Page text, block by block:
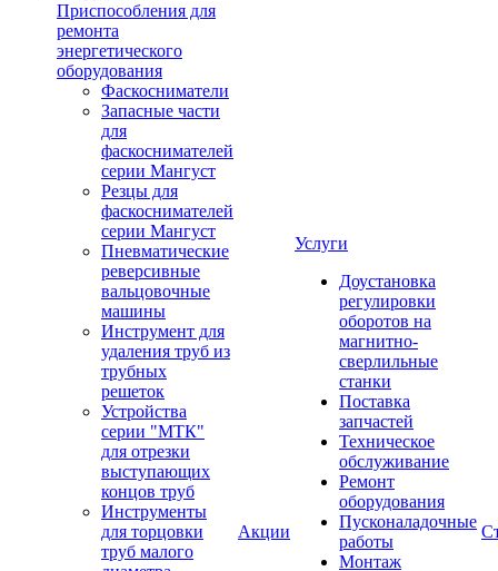
Приспособления для
ремонта
энергетического
оборудования
Фаскосниматели
Запасные части
для
фаскоснимателей
серии Мангуст
Резцы для
фаскоснимателей
серии Мангуст
Пневматические
реверсивные
вальцовочные
машины
Инструмент для
удаления труб из
трубных
решеток
Устройства
серии "МТК"
для отрезки
выступающих
концов труб
Инструменты
для торцовки
труб малого
Акции
Услуги
Доустановка
регулировки
оборотов на
магнитно-
сверлильные
станки
Поставка
запчастей
Техническое
обслуживание
Ремонт
оборудования
Пусконаладочные
работы
Монтаж